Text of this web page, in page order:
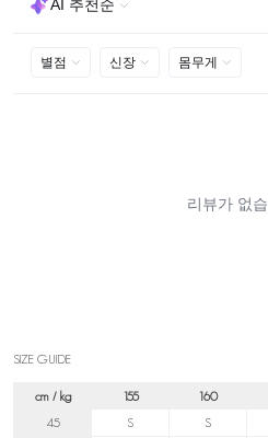
SIZE GUIDE
cm / kg 155 160
45
S S